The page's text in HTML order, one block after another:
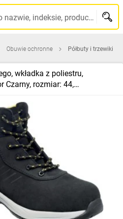
Szukaj po nazwie, indeksie, producencie, kodzie kreskowym...
Obuwie ochronne Półbuty i trzewiki
wkładka z poliestru,
Czarny, rozmiar: 44,